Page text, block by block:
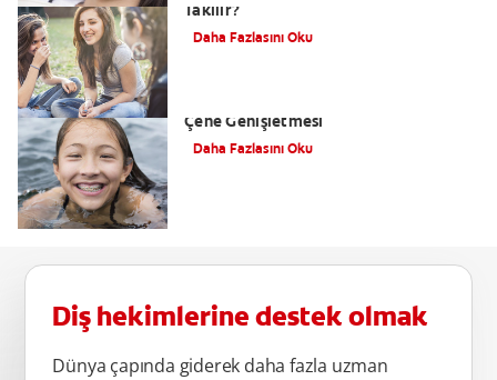
Takılır?
Daha Fazlasını Oku
Çene Genişletmesi
Daha Fazlasını Oku
Diş hekimlerine destek olmak
Dünya çapında giderek daha fazla uzman